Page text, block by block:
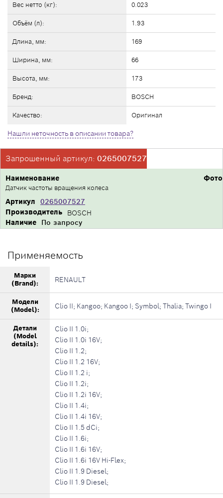
Вес нетто (кг): 0.023
Объём (л): 1.93
Длина, мм: 169
Ширина, мм: 66
Высота, мм: 173
Бренд: BOSCH
Качество: Оригинал
Нашли неточность в описании товара?
Запрошенный артикул: 0265007527
Фото
Производитель BOSCH
Артикул 0265007527
Наименование
Датчик частоты вращения колеса
Наличие По запросу
Применяемость
Марки
(Brand):
RENAULT
Модели
(Model):
Clio II; Kangoo; Kangoo I; Symbol; Thalia; Twingo I
Детали
(Model
details):
Clio II 1.0i;
Clio II 1.0i 16V;
Clio II 1.2;
Clio II 1.2 16V;
Clio II 1.2 i;
Clio II 1.2i;
Clio II 1.2i 16V;
Clio II 1.4i;
Clio II 1.4i 16V;
Clio II 1.5 dCi;
Clio II 1.6i;
Clio II 1.6i 16V;
Clio II 1.6i 16V Hi-Flex;
Clio II 1.9 Diesel;
Clio II 1.9 Diesel;